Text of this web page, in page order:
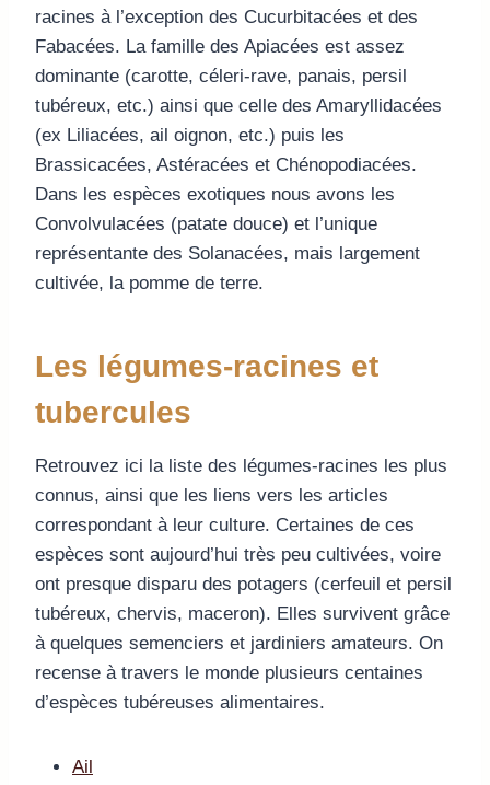
racines à l’exception des Cucurbitacées et des
Fabacées. La famille des Apiacées est assez
dominante (carotte, céleri-rave, panais, persil
tubéreux, etc.) ainsi que celle des Amaryllidacées
(ex Liliacées, ail oignon, etc.) puis les
Brassicacées, Astéracées et Chénopodiacées.
Dans les espèces exotiques nous avons les
Convolvulacées (patate douce) et l’unique
représentante des Solanacées, mais largement
cultivée, la pomme de terre.
Les légumes-racines et
tubercules
Retrouvez ici la liste des légumes-racines les plus
connus, ainsi que les liens vers les articles
correspondant à leur culture. Certaines de ces
espèces sont aujourd’hui très peu cultivées, voire
ont presque disparu des potagers (cerfeuil et persil
tubéreux, chervis, maceron). Elles survivent grâce
à quelques semenciers et jardiniers amateurs. On
recense à travers le monde plusieurs centaines
d’espèces tubéreuses alimentaires.
Ail